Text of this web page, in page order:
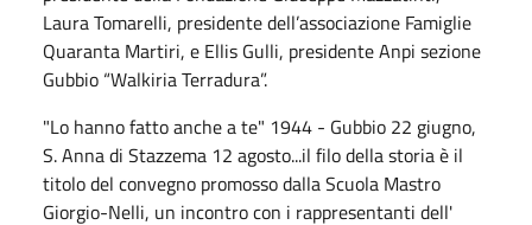
Laura Tomarelli, presidente dell’associazione Famiglie
Quaranta Martiri, e Ellis Gulli, presidente Anpi sezione
Gubbio “Walkiria Terradura”.
"Lo hanno fatto anche a te" 1944 - Gubbio 22 giugno,
S. Anna di Stazzema 12 agosto...il filo della storia è il
titolo del convegno promosso dalla Scuola Mastro
Giorgio-Nelli, un incontro con i rappresentanti dell'